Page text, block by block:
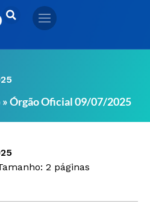
»Órgão Oficial 09/07/2025
2 páginas